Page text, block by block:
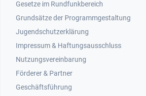
Gesetze im Rundfunkbereich
Grundsätze der Programmgestaltung
Jugendschutzerklärung
Impressum & Haftungsausschluss
Nutzungsvereinbarung
Footer 2
Förderer & Partner
Geschäftsführung